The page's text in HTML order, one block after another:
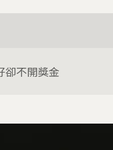
卻不開獎金